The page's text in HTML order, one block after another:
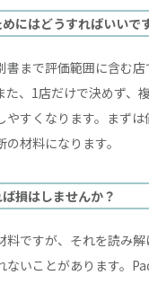
にはどうすればいいで
書まで評価範囲に含む店
た、1店だけで決めず、
やすくなります。まず
材料になります。
損はしませんか？
料ですが、それを読み
ないことがあります。